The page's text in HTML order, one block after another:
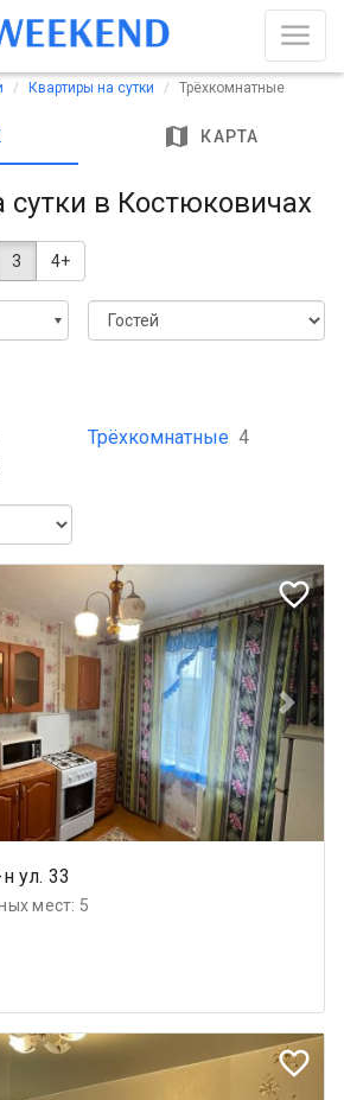
Квартиры на сутки Трёхкомнатные
map КАРТА
в Костюковичах
3 4+
Трёхкомнатные 4
favorite_border
Next
ул. 33
мест: 5
favorite_border